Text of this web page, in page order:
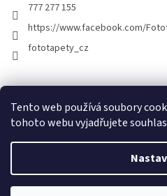
Tento web používá soubory
tohoto webu vyjadřujete
777 277 155
https://www.facebook.com/
fototapety_cz